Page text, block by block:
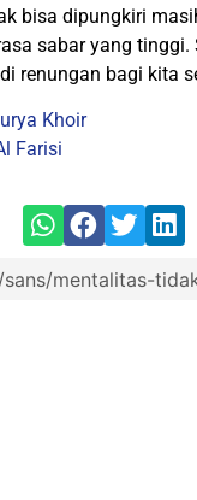
bisa dipungkiri
sabar yang tinggi.
renungan bagi kita
Khoir
Farisi